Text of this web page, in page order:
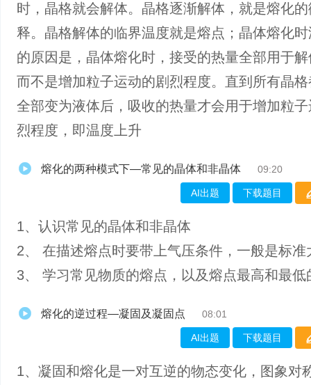
时，晶格就会解体。晶格逐渐解体，就是熔化
释。晶格解体的临界温度就是熔点；晶体熔化
的原因是，晶体熔化时，接受的热量全部用于
而不是增加粒子运动的剧烈程度。直到所有晶
全部变为液体后，吸收的热量才会用于增加粒
烈程度，即温度上升
熔化的两种模式下—常见的晶体和非晶体 09:20
AI出题 下载题目
1、认识常见的晶体和非晶体
2、 在描述熔点时要带上气压条件，一般是标准
3、 学习常见物质的熔点，以及熔点最高和最低
熔化的逆过程—凝固及凝固点 08:01
AI出题 下载题目
1、凝固和熔化是一对互逆的物态变化，图象对